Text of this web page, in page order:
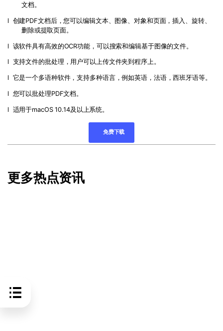
文档。
l 创建PDF文档后，您可以编辑文本、图像、对象和页面，插入、旋转、
删除或提取页面。
l 该软件具有高效的OCR功能，可以搜索和编辑基于图像的文件。
l 支持文件的批处理，用户可以上传文件夹到程序上。
l 它是一个多语种软件，支持多种语言，例如英语，法语，西班牙语等。
l 您可以批处理PDF文档。
l 适用于macOS 10.14及以上系统。
免费下载
更多热点资讯